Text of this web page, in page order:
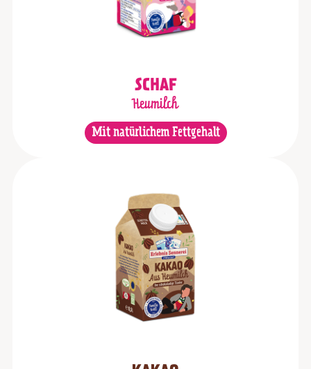
SCHAF
Heumilch
Mit natürlichem Fettgehalt